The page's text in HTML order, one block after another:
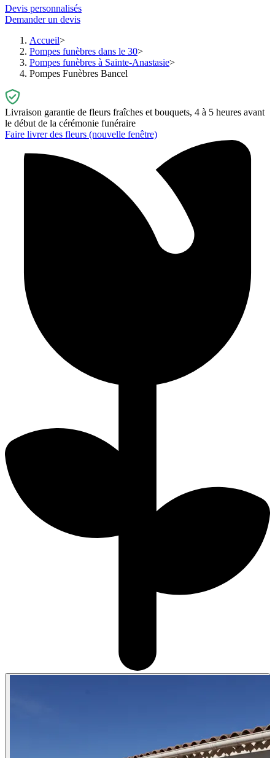
Devis personnalisés
Demander un devis
Accueil
Pompes funèbres dans le 30
Pompes funèbres à Sainte-Anastasie
Pompes Funèbres Bancel
Livraison garantie de fleurs fraîches et bouquets, 4 à 5 heures avant
le début de la cérémonie funéraire
Faire livrer des fleurs (nouvelle fenêtre)